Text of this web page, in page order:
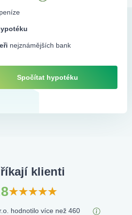
nejznámějších bank
Spočítat hypotéku
klienti
hodnotilo více než 460